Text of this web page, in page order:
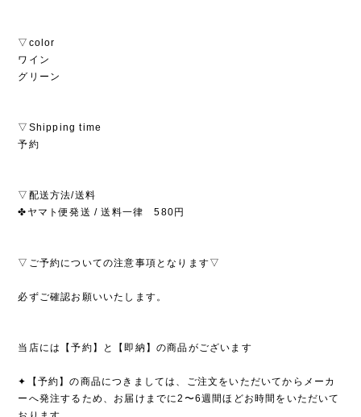
▽color
ワイン
グリーン
▽Shipping time
予約
▽配送方法/送料
✤ヤマト便発送 / 送料一律 580円
▽ご予約についての注意事項となります▽
必ずご確認お願いいたします。
当店には【予約】と【即納】の商品がございます
✦【予約】の商品につきましては、ご注文をいただいてからメーカ
ーへ発注するため、お届けまでに2〜6週間ほどお時間をいただいて